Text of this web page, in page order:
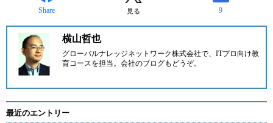
Share 見る 9
横山哲也
グローバルナレッジネットワーク株式会社で、ITプロ向け教
育コースを担当。 会社のブログもどうぞ。
最近のエントリー